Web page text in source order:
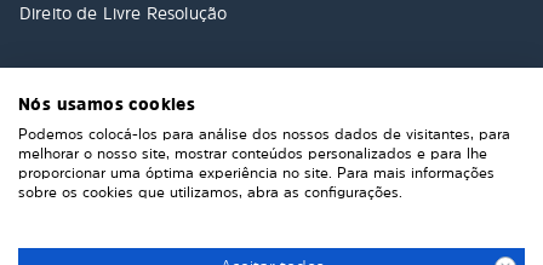
Direito de Livre Resolução
Nós usamos cookies
Podemos colocá-los para análise dos nossos dados de visitantes, para
melhorar o nosso site, mostrar conteúdos personalizados e para lhe
proporcionar uma óptima experiência no site. Para mais informações
sobre os cookies que utilizamos, abra as configurações.